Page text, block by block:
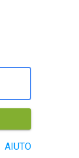
AIUTO